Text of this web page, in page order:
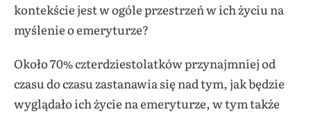
kontekście jest w ogóle przestrzeń w ich życiu na
myślenie o emeryturze?
Około 70% czterdziestolatków przynajmniej od
czasu do czasu zastanawia się nad tym, jak będzie
wyglądało ich życie na emeryturze, w tym także